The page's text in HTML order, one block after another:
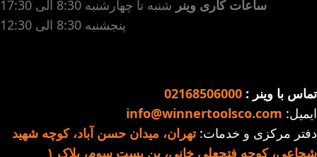
ساعات کاری وینر شنبه تا چهارشنبه 8:30 الی 17:30
پنجشنبه 8:30 الی 12:30
تماس با وینر : 02168506000
ایمیل: info@winnertoolsco.com
دفتر مرکزی و خدمات: تهران، میدان حسن آباد، کوچه شهید
شجاعی، کوچه فتحعلی خانی، بن بست سوم، پلاک ۱